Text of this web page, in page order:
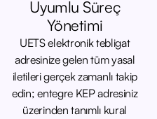
Uyumlu Süreç
Yönetimi
UETS elektronik tebligat
adresinize gelen tüm yasal
iletileri gerçek zamanlı takip
edin; entegre KEP adresiniz
üzerinden tanımlı kural